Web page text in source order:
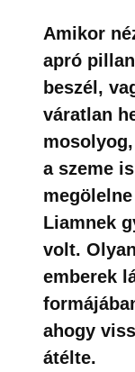
Amikor
apró
beszél,
váratlan
a szeme
Liamnek
volt.
emberek
ahogy
átélte.